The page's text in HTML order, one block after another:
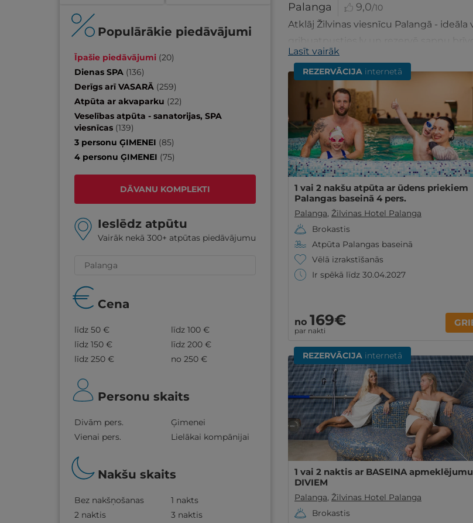
Populārākie piedāvājumi
Īpašie piedāvājumi (20)
Dienas SPA (136)
Derīgs arī VASARĀ (259)
Atpūta ar akvaparku (22)
Veselības atpūta - sanatorijas, SPA
viesnīcas (139)
3 personu ĢIMENEI (85)
4 personu ĢIMENEI (75)
DĀVANU KOMPLEKTI
Ieslēdz atpūtu
Vairāk nekā 300+ atpūtas piedāvājumu
Cena
līdz 50 €
līdz 100 €
līdz 150 €
līdz 200 €
līdz 250 €
no 250 €
Personu skaits
Divām pers.
Ģimenei
Vienai pers.
Lielākai kompānijai
Nakšu skaits
Bez nakšņošanas
1 nakts
2 naktis
3 naktis
Palanga 9,0/10
Atklāj Žilvinas viesnīcu Palangā -
Lasīt vairāk
REZERVĀCIJA internetā
1 vai 2 nakšu atpūta ar ūdens priekiem
Palangas baseinā 4 pers.
Palanga, Žilvinas Hotel Palanga
Brokastis
Atpūta Palangas baseinā
Vēlā izrakstīšanās
Ir spēkā līdz 30.04.2027
no 169€
par nakti
REZERVĀCIJA internetā
1 vai 2 naktis ar BASEINA apmeklējumu
DIVIEM
Palanga, Žilvinas Hotel Palanga
Brokastis